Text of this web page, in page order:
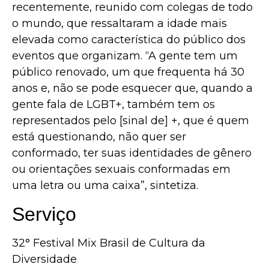
recentemente, reunido com colegas de todo
o mundo, que ressaltaram a idade mais
elevada como característica do público dos
eventos que organizam. “A gente tem um
público renovado, um que frequenta há 30
anos e, não se pode esquecer que, quando a
gente fala de LGBT+, também tem os
representados pelo [sinal de] +, que é quem
está questionando, não quer ser
conformado, ter suas identidades de gênero
ou orientações sexuais conformadas em
uma letra ou uma caixa”, sintetiza.
Serviço
32° Festival Mix Brasil de Cultura da
Diversidade